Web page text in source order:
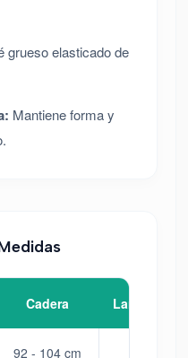
grueso elasticado de
Mantiene forma y
Cadera Largo
92 - 104 cm